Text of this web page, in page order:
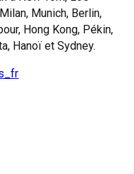
Munich, Berlin,
Hong Kong, Pékin,
Hanoï et Sydney.